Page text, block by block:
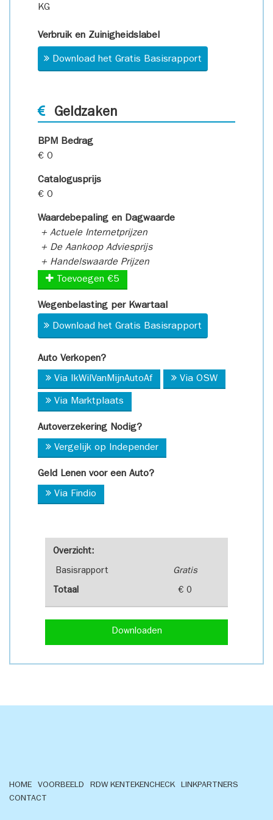
Overzicht:
Basisrapport Gratis
Totaal € 0
Downloaden
KG
Verbruik en Zuinigheidslabel
Download het Gratis Basisrapport
Geldzaken
BPM Bedrag
€ 0
Catalogusprijs
€ 0
Waardebepaling en Dagwaarde
+ Actuele Internetprijzen
+ De Aankoop Adviesprijs
+ Handelswaarde Prijzen
Toevoegen €5
Wegenbelasting per Kwartaal
Download het Gratis Basisrapport
Auto Verkopen?
Via IkWilVanMijnAutoAf Via OSW
Via Marktplaats
Autoverzekering Nodig?
Vergelijk op Independer
Geld Lenen voor een Auto?
Via Findio
HOME VOORBEELD RDW KENTEKENCHECK
LINKPARTNERS
CONTACT